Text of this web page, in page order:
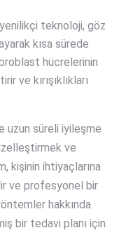
teknoloji, göz
kısa sürede
hücrelerinin
ve kırışıklıkları
uzun süreli iyileşme
ve
kişinin ihtiyaçlarına
ve profesyonel bir
hakkında
bir tedavi planı için